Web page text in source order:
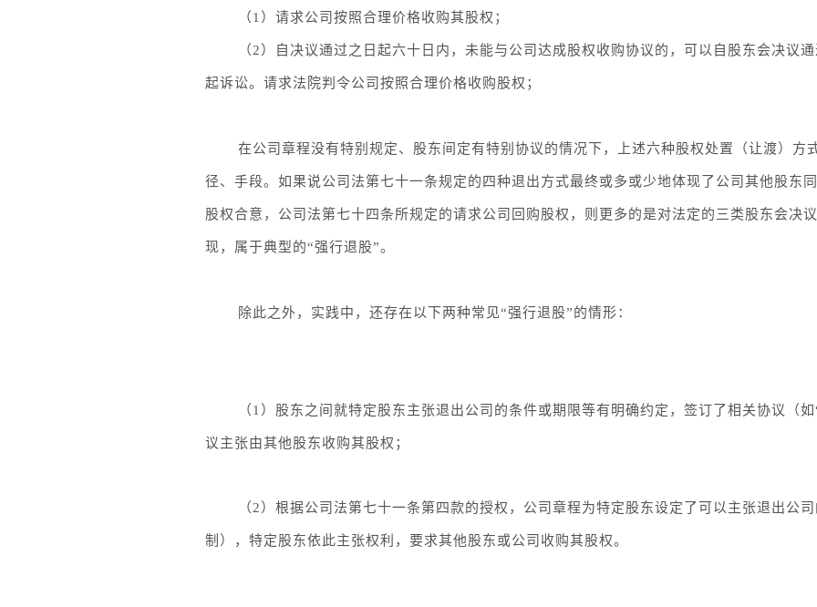
（1）请求公司按照合理价格收购其股权；
（2）自决议通过之日起六十日内，未能与公司达成股权收购协议的，可以自股东会决议
起诉讼。请求法院判令公司按照合理价格收购股权；
在公司章程没有特别规定、股东间定有特别协议的情况下，上述六种股权处置（让渡）方
径、手段。如果说公司法第七十一条规定的四种退出方式最终或多或少地体现了公司其他股东
股权合意，公司法第七十四条所规定的请求公司回购股权，则更多的是对法定的三类股东会决
现，属于典型的“强行退股”。
除此之外，实践中，还存在以下两种常见“强行退股”的情形：
（1）股东之间就特定股东主张退出公司的条件或期限等有明确约定，签订了相关协议（
议主张由其他股东收购其股权；
（2）根据公司法第七十一条第四款的授权，公司章程为特定股东设定了可以主张退出公
制），特定股东依此主张权利，要求其他股东或公司收购其股权。